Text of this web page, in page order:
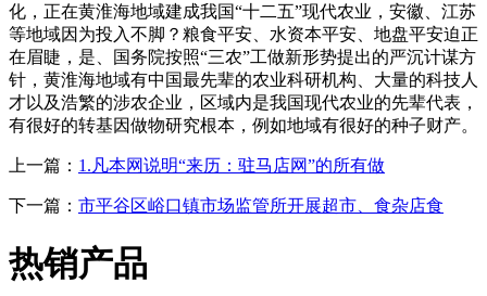
化，正在黄淮海地域建成我国“十二五”现代农业，安徽、江苏
等地域因为投入不脚？粮食平安、水资本平安、地盘平安迫正
在眉睫，是、国务院按照“三农”工做新形势提出的严沉计谋方
针，黄淮海地域有中国最先辈的农业科研机构、大量的科技人
才以及浩繁的涉农企业，区域内是我国现代农业的先辈代表，
有很好的转基因做物研究根本，例如地域有很好的种子财产。
上一篇： 1.凡本网说明“来历：驻马店网”的所有做
下一篇： 市平谷区峪口镇市场监管所开展超市、食杂店食
热销产品